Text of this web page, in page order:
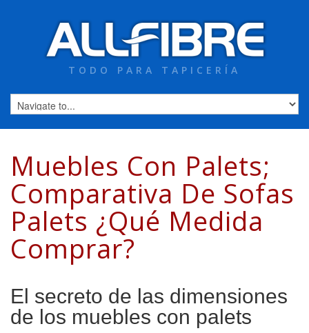
TODO PARA TAPICERÍA
Muebles Con Palets;
Comparativa De Sofas
Palets ¿Qué Medida
Comprar?
El secreto de las dimensiones
de los muebles con palets